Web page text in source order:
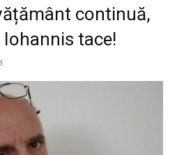
continuă,
tace!